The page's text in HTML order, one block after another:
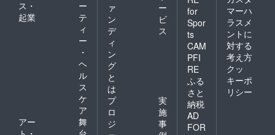
ス・
起業
ー
テ
ィ
ー
・
ヘ
ル
ス
ケ
ア
アー
舞
ァ
ン
デ
ィ
ン
グ
と
は
ー
ビ
ス
プ
ロ
ジ
実
施
事
for
Spor
ts
CAM
PFI
RE
ふる
さと
納税
AD
FOR
マーハ
ラスメ
ントに
対する
考え方
クッ
キーポ
リシー